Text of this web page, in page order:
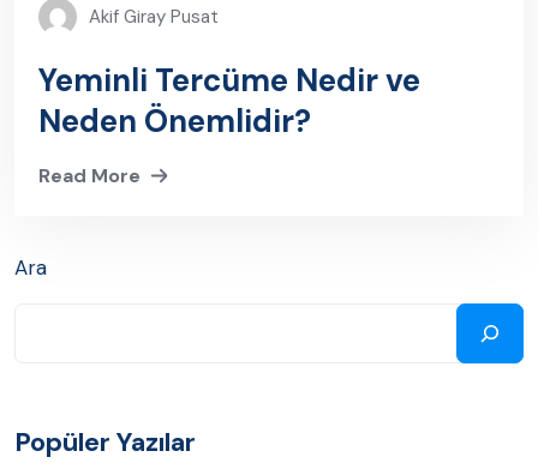
Akif Giray Pusat
Yeminli Tercüme Nedir ve
Neden Önemlidir?
Read More
Ara
Popüler Yazılar